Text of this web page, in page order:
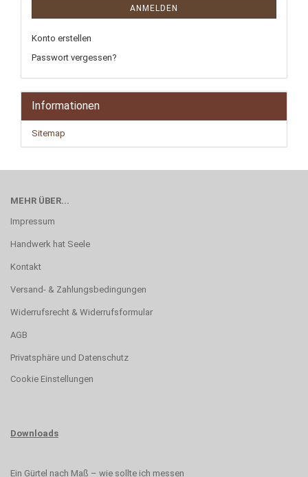
ANMELDEN
Konto erstellen
Passwort vergessen?
Informationen
Sitemap
MEHR ÜBER...
Impressum
Handwerk hat Seele
Kontakt
Versand- & Zahlungsbedingungen
Widerrufsrecht & Widerrufsformular
AGB
Privatsphäre und Datenschutz
Cookie Einstellungen
Downloads
Ein Gürtel nach Maß – wie sollte ich messen